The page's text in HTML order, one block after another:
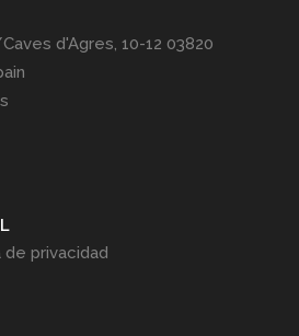
d'Agres, 10-12 03820
privacidad